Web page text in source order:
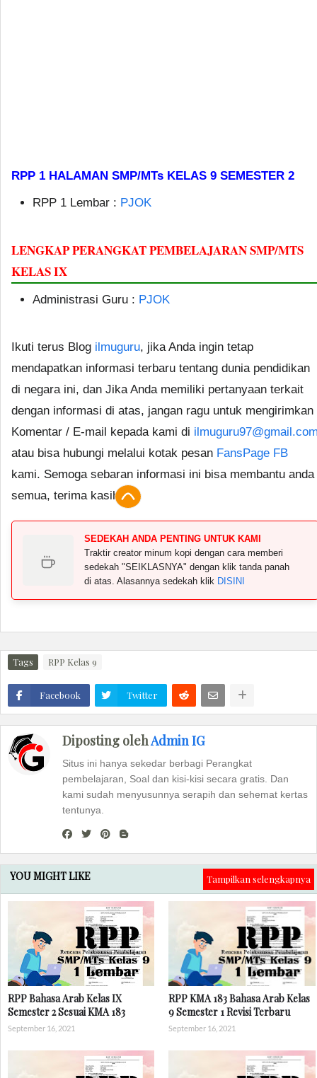
RPP 1 HALAMAN SMP/MTs KELAS 9 SEMESTER 2
RPP 1 Lembar : PJOK
LENGKAP PERANGKAT PEMBELAJARAN SMP/MTS
KELAS IX
Administrasi Guru : PJOK
Ikuti terus Blog ilmuguru, jika Anda ingin tetap
mendapatkan informasi terbaru tentang dunia pendidikan
di negara ini, dan Jika Anda memiliki pertanyaan terkait
dengan informasi di atas, jangan ragu untuk mengirimkan
Komentar / E-mail kepada kami di
atau bisa hubungi melalui kotak pesan FansPage FB
kami. Semoga sebaran informasi ini bisa membantu anda
semua, terima kasih.
SEDEKAH ANDA PENTING UNTUK KAMI
Traktir creator minum kopi dengan cara memberi
sedekah "SEIKLASNYA" dengan klik tanda panah
di atas. Alasannya sedekah klik DISINI
Tags RPP Kelas 9
Facebook Twitter
Diposting olehAdmin IG
Situs ini hanya sekedar berbagi Perangkat
pembelajaran, Soal dan kisi-kisi secara gratis. Dan
kami sudah menyusunnya serapih dan sehemat kertas
tentunya.
YOU MIGHT LIKE Tampilkan selengkapnya
RPP Bahasa Arab Kelas IX
Semester 2 Sesuai KMA 183
September 16, 2021
RPP KMA 183 Bahasa Arab Kelas
9 Semester 1 Revisi Terbaru
September 16, 2021